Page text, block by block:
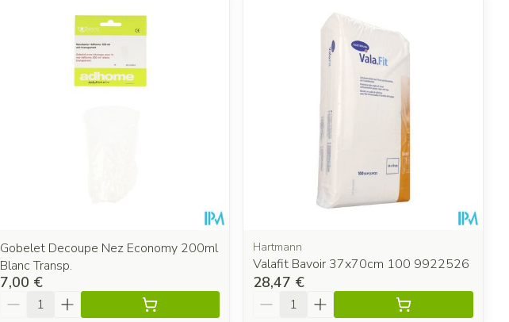
Gobelet Decoupe Nez Economy 200ml
Blanc Transp.
7,00 €
Quantité
Hartmann
Valafit Bavoir 37x70cm 100 9922526
28,47 €
Quantité